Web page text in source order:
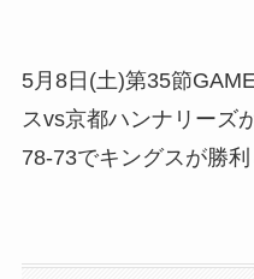
5月8日(土)第35節
スvs京都ハンナリーズ
78-73でキングスが勝利